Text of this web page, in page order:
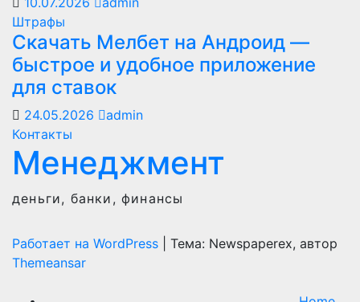
Штрафы
Скачать Мелбет на Андроид —
быстрое и удобное приложение
для ставок
24.05.2026
admin
Контакты
Менеджмент
деньги, банки, финансы
Работает на WordPress
Тема: Newspaperex, автор
Themeansar